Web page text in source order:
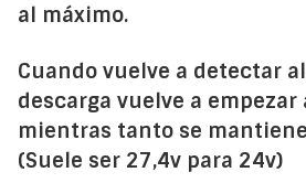
al máximo.
Cuando vuelve a detectar
descarga vuelve a empezar
mientras tanto se
(Suele ser 27,4v para 24v)